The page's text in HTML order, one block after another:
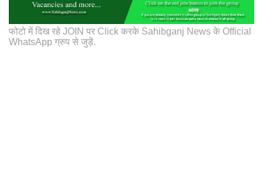
फोटो में दिख रहे JOIN पर Click करके Sahibganj News के Official
WhatsApp ग्रुप से जुड़ें.